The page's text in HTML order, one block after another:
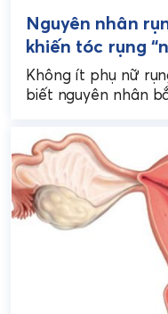
Nguyên nhân
khiến tóc rụng
Không ít phụ nữ
biết nguyên nhân